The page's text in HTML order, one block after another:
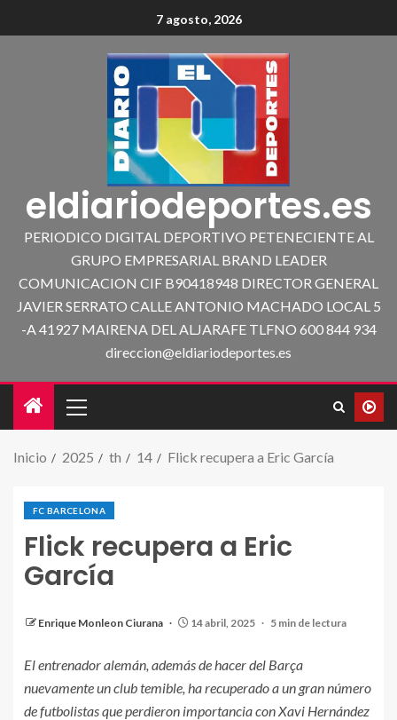
7 agosto, 2026
eldiariodeportes.es
PERIODICO DIGITAL DEPORTIVO PETENECIENTE AL
GRUPO EMPRESARIAL BRAND LEADER
COMUNICACION CIF B90418948 DIRECTOR GENERAL
JAVIER SERRATO CALLE ANTONIO MACHADO LOCAL 5
-A 41927 MAIRENA DEL ALJARAFE TLFNO 600 844 934
direccion@eldiariodeportes.es
Inicio 2025 th 14 Flick recupera a Eric García
FC BARCELONA
Flick recupera a Eric
García
Enrique Monleon Ciurana 14 abril, 2025 5 min de lectura
Eric García celebra un gol en Champions
El entrenador alemán, además de hacer del Barça
nuevamente un club temible, ha recuperado a un gran número
de futbolistas que perdieron importancia con Xavi Hernández